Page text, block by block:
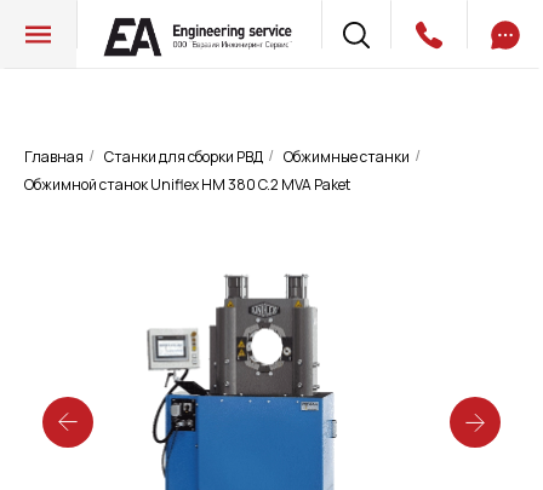
Главная / Станки для сборки РВД / Обжимные станки /
Обжимной станок Uniflex HM 380 C.2 MVA Paket
Обжимной станок Uniflex HM 380